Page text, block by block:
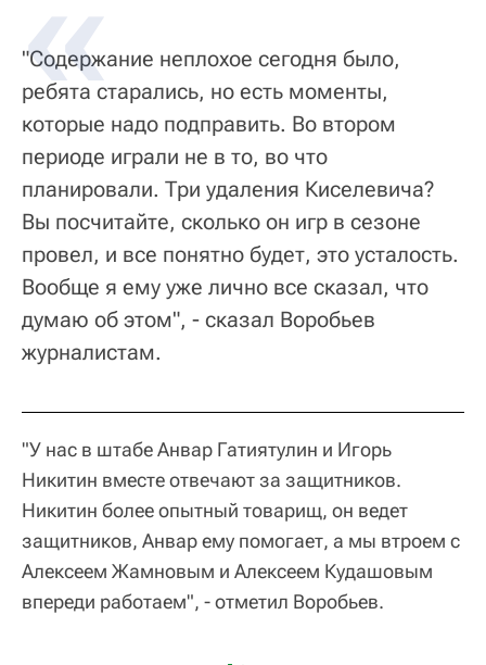
"Содержание неплохое сегодня было,
ребята старались, но есть моменты,
которые надо подправить. Во втором
периоде играли не в то, во что
планировали. Три удаления Киселевича?
Вы посчитайте, сколько он игр в сезоне
провел, и все понятно будет, это усталость.
Вообще я ему уже лично все сказал, что
думаю об этом", - сказал Воробьев
журналистам.
"У нас в штабе Анвар Гатиятулин и Игорь
Никитин вместе отвечают за защитников.
Никитин более опытный товарищ, он ведет
защитников, Анвар ему помогает, а мы втроем с
Алексеем Жамновым и Алексеем Кудашовым
впереди работаем", - отметил Воробьев.